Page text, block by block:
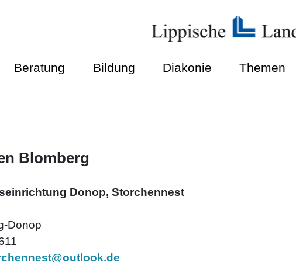
Beratung Bildung Diakonie Themen
Blomberg
Donop, Storchennest
Donop